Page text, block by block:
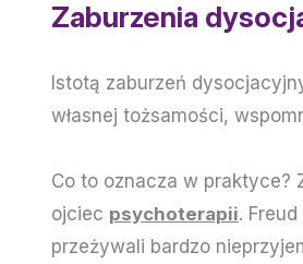
Zaburzenia
Istotą zaburzeń
własnej tożsamości,
Co to oznacza w praktyce?
ojciec psychoterapii.
przeżywali bardzo